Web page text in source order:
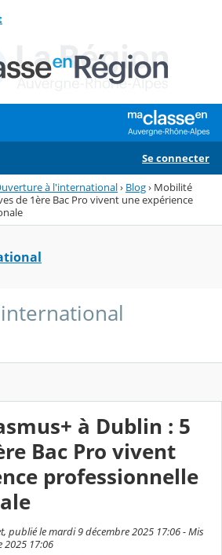
Se connecter
à l'international› Blog› Mobilité
de 1ère Bac Pro vivent une expérience
à Dublin : 5
Bac Pro vivent
professionnelle
publié le mardi 9 décembre 2025 17:06 - Mis
2025 17:06